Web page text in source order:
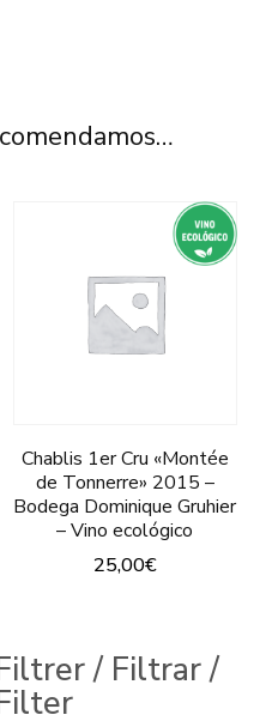
Chablis 1er Cru «Montée
de Tonnerre» 2015 –
Bodega Dominique Gruhier
– Vino ecológico
25,00€
tiene
/ Filtrar /